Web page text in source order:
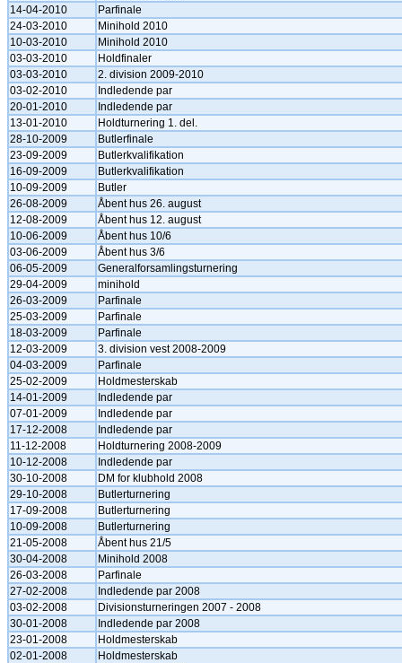
14-04-2010
Parfinale
24-03-2010
Minihold 2010
10-03-2010
Minihold 2010
03-03-2010
Holdfinaler
03-03-2010
2. division 2009-2010
03-02-2010
Indledende par
20-01-2010
Indledende par
13-01-2010
Holdturnering 1. del.
28-10-2009
Butlerfinale
23-09-2009
Butlerkvalifikation
16-09-2009
Butlerkvalifikation
10-09-2009
Butler
26-08-2009
Åbent hus 26. august
12-08-2009
Åbent hus 12. august
10-06-2009
Åbent hus 10/6
03-06-2009
Åbent hus 3/6
06-05-2009
Generalforsamlingsturnering
29-04-2009
minihold
26-03-2009
Parfinale
25-03-2009
Parfinale
18-03-2009
Parfinale
12-03-2009
3. division vest 2008-2009
04-03-2009
Parfinale
25-02-2009
Holdmesterskab
14-01-2009
Indledende par
07-01-2009
Indledende par
17-12-2008
Indledende par
11-12-2008
Holdturnering 2008-2009
10-12-2008
Indledende par
30-10-2008
DM for klubhold 2008
29-10-2008
Butlerturnering
17-09-2008
Butlerturnering
10-09-2008
Butlerturnering
21-05-2008
Åbent hus 21/5
30-04-2008
Minihold 2008
26-03-2008
Parfinale
27-02-2008
Indledende par 2008
03-02-2008
Divisionsturneringen 2007 - 2008
30-01-2008
Indledende par 2008
23-01-2008
Holdmesterskab
02-01-2008
Holdmesterskab